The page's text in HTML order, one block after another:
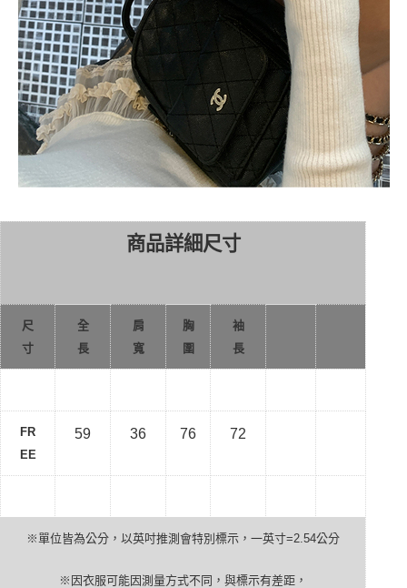
商品詳細尺寸
尺
寸
全
長
肩
寬
胸
圍
袖
長
FR
EE
59 36 76 72
※單位皆為公分，以英吋推測會特別標示，一英寸=2.54公分
※因衣服可能因測量方式不同，與標示有差距，